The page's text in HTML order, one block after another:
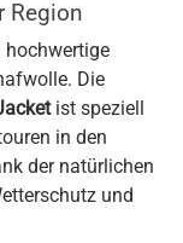
Region
hochwertige
Die
ist speziell
in den
der natürlichen
und